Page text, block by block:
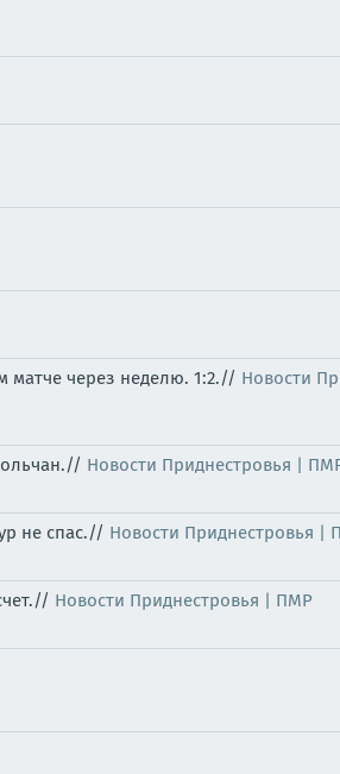
матче через неделю. 1:2.// Новости
Новости Приднестровья |
не спас.// Новости Приднестровья |
Новости Приднестровья | ПМР